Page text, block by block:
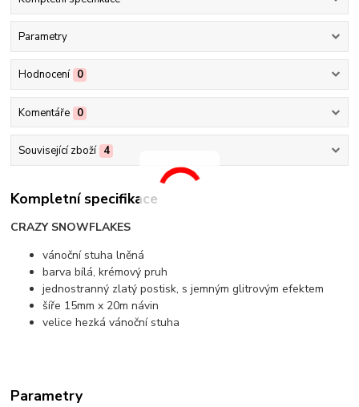
Parametry
Hodnocení 0
Komentáře 0
Související zboží 4
Kompletní specifikace
CRAZY SNOWFLAKES
vánoční stuha lněná
barva bílá, krémový pruh
jednostranný zlatý postisk, s jemným glitrovým efektem
šíře 15mm x 20m návin
velice hezká vánoční stuha
Parametry